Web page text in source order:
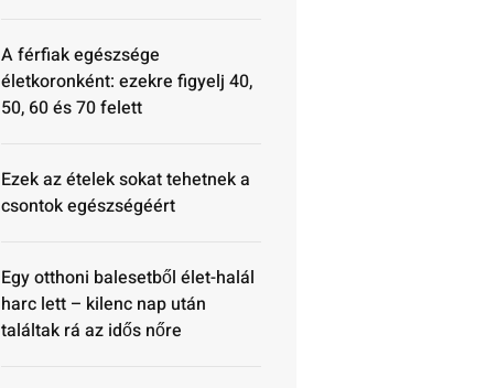
A férfiak egészsége
életkoronként: ezekre figyelj 40,
50, 60 és 70 felett
Ezek az ételek sokat tehetnek a
csontok egészségéért
Egy otthoni balesetből élet-halál
harc lett – kilenc nap után
találtak rá az idős nőre